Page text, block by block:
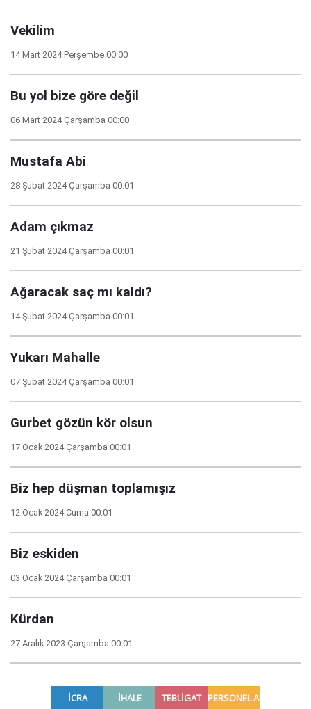
Vekilim
14 Mart 2024 Perşembe 00:00
Bu yol bize göre değil
06 Mart 2024 Çarşamba 00:00
Mustafa Abi
28 Şubat 2024 Çarşamba 00:01
Adam çıkmaz
21 Şubat 2024 Çarşamba 00:01
Ağaracak saç mı kaldı?
14 Şubat 2024 Çarşamba 00:01
Yukarı Mahalle
07 Şubat 2024 Çarşamba 00:01
Gurbet gözün kör olsun
17 Ocak 2024 Çarşamba 00:01
Biz hep düşman toplamışız
12 Ocak 2024 Cuma 00:01
Biz eskiden
03 Ocak 2024 Çarşamba 00:01
Kürdan
27 Aralık 2023 Çarşamba 00:01